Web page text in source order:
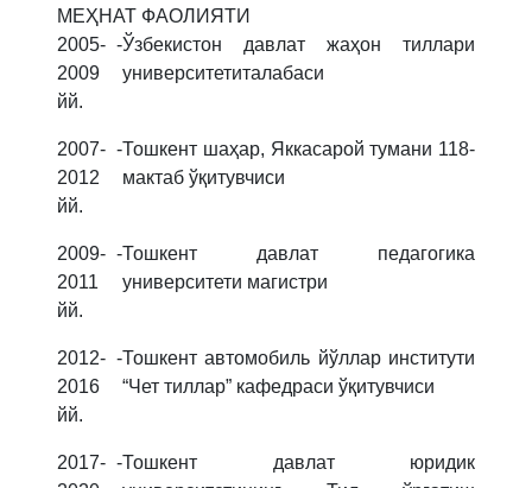
МЕҲНАТ ФАОЛИЯТИ
2005-
2009
йй.
-Ўзбекистон давлат жаҳон тиллари
университетиталабаси
2007-
2012
йй.
-Тошкент шаҳар, Яккасарой тумани 118-
мактаб ўқитувчиси
2009-
2011
йй.
-Тошкент давлат педагогика
университети магистри
2012-
2016
йй.
-Тошкент автомобиль йўллар институти
“Чет тиллар” кафедраси ўқитувчиси
2017- -Тошкент давлат юридик